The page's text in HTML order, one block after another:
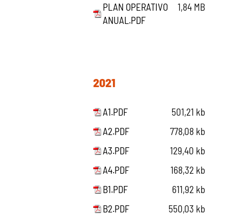
PLAN OPERATIVO
ANUAL.PDF
1,84 MB
2021
A1.PDF
501,21 kb
A2.PDF
778,08 kb
A3.PDF
129,40 kb
A4.PDF
168,32 kb
B1.PDF
611,92 kb
B2.PDF
550,03 kb